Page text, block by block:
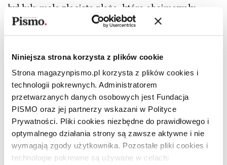
Niniejsza strona korzysta z plików cookie
Strona magazynpismo.pl korzysta z plików cookies i
technologii pokrewnych. Administratorem
przetwarzanych danych osobowych jest Fundacja
PISMO oraz jej partnerzy wskazani w Polityce
Prywatności. Pliki cookies niezbędne do prawidłowego i
optymalnego działania strony są zawsze aktywne i nie
wymagają zgody użytkownika. Pozostałe pliki cookies i
technologie pokrewne są używane w celach:
był łuk: małe złociste plaże, które obejmowały
zatoczki jeziora, łuk ciemnego zbocza tkwiący na
śnieżnym tle wyższej góry, konar brzozy
zagrodnika koło Bridge of Orchy, łukowaty
prześwit mostu i nitka starej drogi, zakrzywiająca
się w dali i lśniąca wilgocią. Pojawiał się też motyw
delty: w porożach jeleni, w rozgałęzionych formach
bladozielonych porostów, które pokrywały drzewa
i głazy, w kształcie Loch Laidon, w szczelinach
i rozpadlinach torfu oraz formach kilku rogatych